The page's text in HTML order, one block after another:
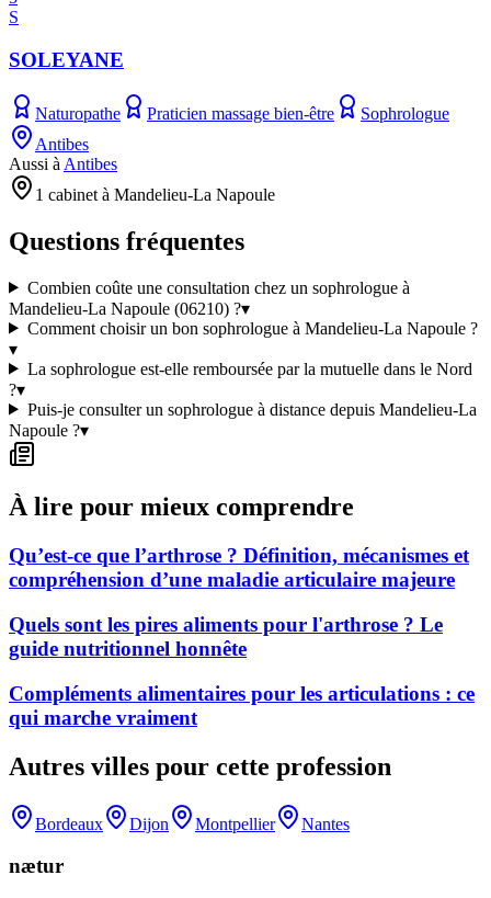
S
SOLEYANE
Naturopathe Praticien massage bien-être
Sophrologue
Antibes
Aussi à Antibes
1 cabinet à Mandelieu-La Napoule
Questions fréquentes
Combien coûte une consultation chez un sophrologue à
Mandelieu-La Napoule (06210) ?▾
Comment choisir un bon sophrologue à Mandelieu-La Napoule ?
▾
La sophrologue est-elle remboursée par la mutuelle dans le Nord
?▾
Puis-je consulter un sophrologue à distance depuis Mandelieu-La
Napoule ?▾
À lire pour mieux comprendre
Qu’est-ce que l’arthrose ? Définition, mécanismes et
compréhension d’une maladie articulaire majeure
Quels sont les pires aliments pour l'arthrose ? Le
guide nutritionnel honnête
Compléments alimentaires pour les articulations : ce
qui marche vraiment
Autres villes pour cette profession
Bordeaux Dijon Montpellier Nantes
nætur